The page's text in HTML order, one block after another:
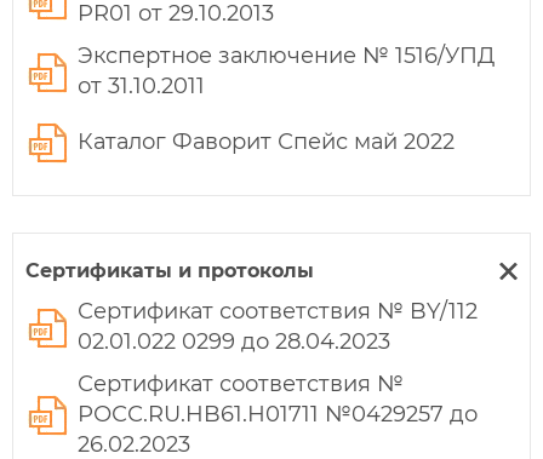
PR01 от 29.10.2013
Экспертное заключение № 1516/УПД
от 31.10.2011
Каталог Фаворит Спейс май 2022
Сертификаты и протоколы
Сертификат соответствия № BY/112
02.01.022 0299 до 28.04.2023
Сертификат соответствия №
РОСС.RU.HB61.Н01711 №0429257 до
26.02.2023